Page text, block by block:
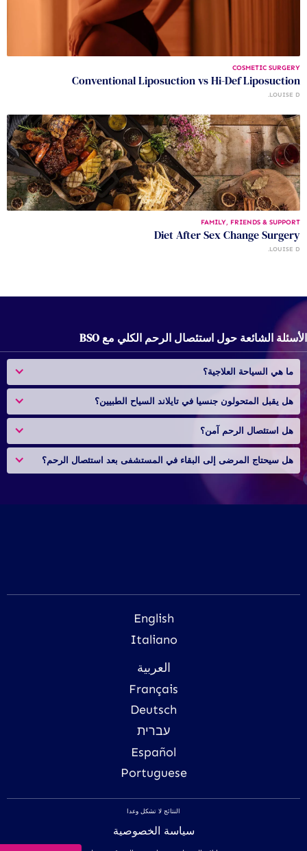
COSMETIC SURGERY
Conventional Liposuction vs Hi-Def Liposuction
LOUISE D.
FAMILY, FRIENDS & SUPPORT
Diet After Sex Change Surgery
LOUISE D.
الأسئلة الشائعة حول استئصال الرحم الكلي مع BSO
ما هي السياحة العلاجية؟
هل يقبل المتحولون جنسيا في تايلاند السياح الطبيين؟
هل استئصال الرحم آمن؟
هل سيحتاج المرضى إلى البقاء في المستشفى بعد استئصال الرحم؟
English
Italiano
العربية
Français
Deutsch
עברית
Español
Portuguese
النتائج لا تشكل وعدا
سياسة الخصوصية